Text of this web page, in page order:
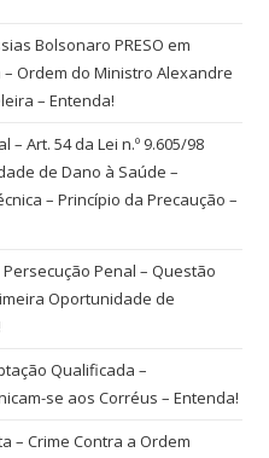
Bolsonaro PRESO em
Ordem do Ministro Alexandre
– Entenda!
– Art. 54 da Lei n.º 9.605/98
de Dano à Saúde –
– Princípio da Precaução –
Persecução Penal – Questão
Oportunidade de
Qualificada –
se aos Corréus – Entenda!
– Crime Contra a Ordem